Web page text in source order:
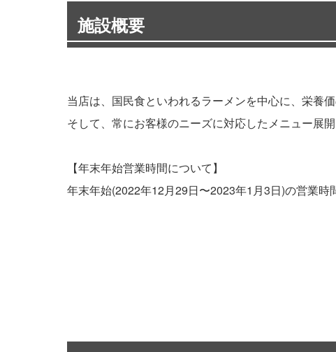
施設概要
当店は、国民食といわれるラーメンを中心に、栄養
そして、常にお客様のニーズに対応したメニュー展
【年末年始営業時間について】
年末年始(2022年12月29日〜2023年1月3日)の営業時